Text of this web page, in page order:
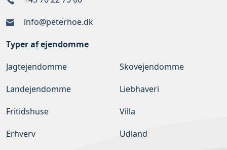
info@peterhoe.dk
Typer af ejendomme
Jagtejendomme
Skovejendomme
Landejendomme
Liebhaveri
Fritidshuse
Villa
Erhverv
Udland